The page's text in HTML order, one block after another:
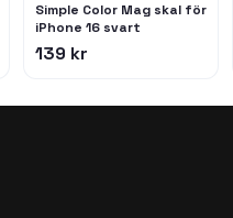
Simple Color Mag skal för
iPhone 16 svart
139 kr